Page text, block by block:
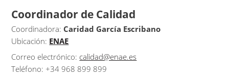
Coordinador de Calidad
Coordinadora: Caridad García Escribano
Ubicación: ENAE
Correo electrónico: calidad@enae.es
Teléfono: +34 968 899 899